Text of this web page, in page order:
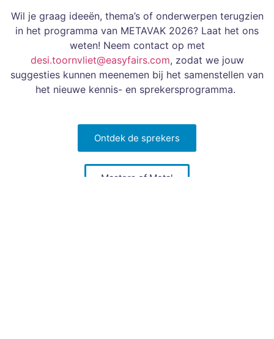
Wil je graag ideeën, thema’s of onderwerpen terugzien
in het programma van METAVAK 2026? Laat het ons
weten! Neem contact op met
desi.toornvliet@easyfairs.com, zodat we jouw
suggesties kunnen meenemen bij het samenstellen van
het nieuwe kennis- en sprekersprogramma.
Ontdek de sprekers
Masters of Metal